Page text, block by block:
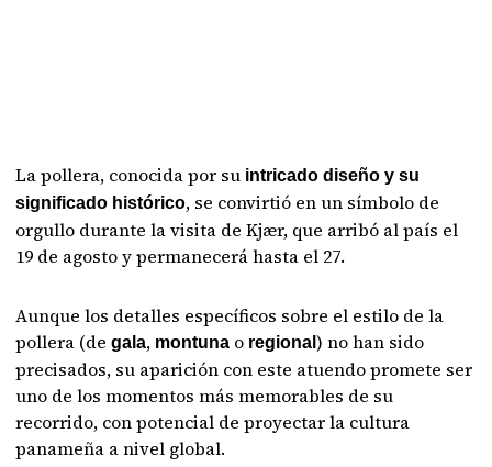
La pollera, conocida por su intricado diseño y su
significado histórico, se convirtió en un símbolo de
orgullo durante la visita de Kjær, que arribó al país el
19 de agosto y permanecerá hasta el 27.
Aunque los detalles específicos sobre el estilo de la
pollera (degala, montuna o regional) no han sido
precisados, su aparición con este atuendo promete ser
uno de los momentos más memorables de su
recorrido, con potencial de proyectar la cultura
panameña a nivel global.